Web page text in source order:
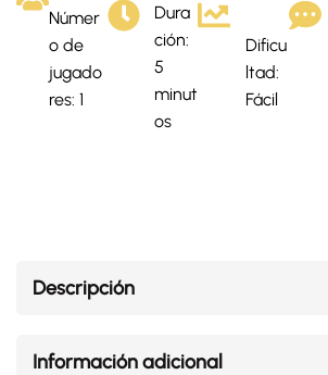
Númer
o de
jugado
res: 1
Dura
ción:
5
minut
os
Dificu
ltad:
Fácil
Descripción
Información adicional